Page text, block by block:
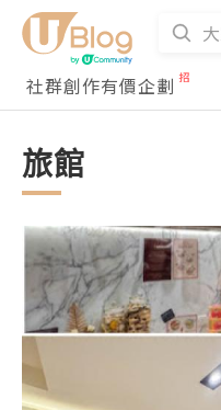
社群創作有價企劃
旅館